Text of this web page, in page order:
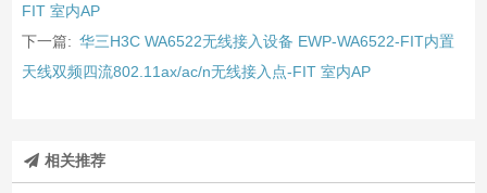
FIT 室内AP
下一篇: 华三H3C WA6522无线接入设备 EWP-WA6522-FIT内置
天线双频四流802.11ax/ac/n无线接入点-FIT 室内AP
相关推荐